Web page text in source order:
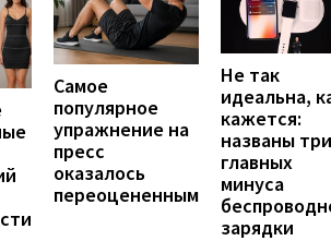
Самое
популярное
упражнение на
пресс
оказалось
переоцененным
Не так
идеальна,
кажется:
названы три
главных
минуса
зарядки